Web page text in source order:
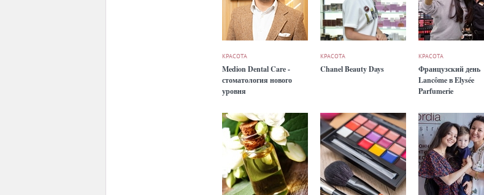
КРАСОТА
Medion Dental Care -
стоматология нового
уровня
КРАСОТА
Chanel Beauty Days
КРАСОТА
Французский день
Lancôme в Elysée
Parfumerie